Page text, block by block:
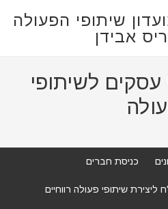
שיתופי הפעולה
אבידן
לשיתופי
כניסת חברים
ליצירת שיתופי פעולה רווחיים